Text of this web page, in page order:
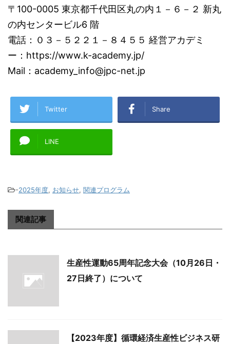
〒100-0005 東京都千代田区丸の内１－６－２ 新丸
の内センタービル6 階
電話：０３－５２２１－８４５５ 経営アカデミ
ー：https://www.k-academy.jp/
Mail：academy_info@jpc-net.jp
Twitter Share
LINE
-2025年度, お知らせ, 関連プログラム
関連記事
生産性運動65周年記念大会（10月26日・
27日終了）について
【2023年度】循環経済生産性ビジネス研